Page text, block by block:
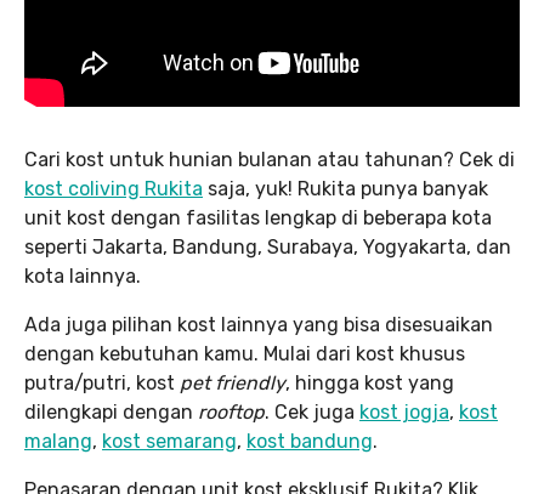
Cari kost untuk hunian bulanan atau tahunan? Cek di
kost coliving Rukita saja, yuk! Rukita punya banyak
unit kost dengan fasilitas lengkap di beberapa kota
seperti Jakarta, Bandung, Surabaya, Yogyakarta, dan
kota lainnya.
Ada juga pilihan kost lainnya yang bisa disesuaikan
dengan kebutuhan kamu. Mulai dari kost khusus
putra/putri, kost pet friendly, hingga kost yang
dilengkapi dengan rooftop. Cek juga kost jogja, kost
malang, kost semarang, kost bandung.